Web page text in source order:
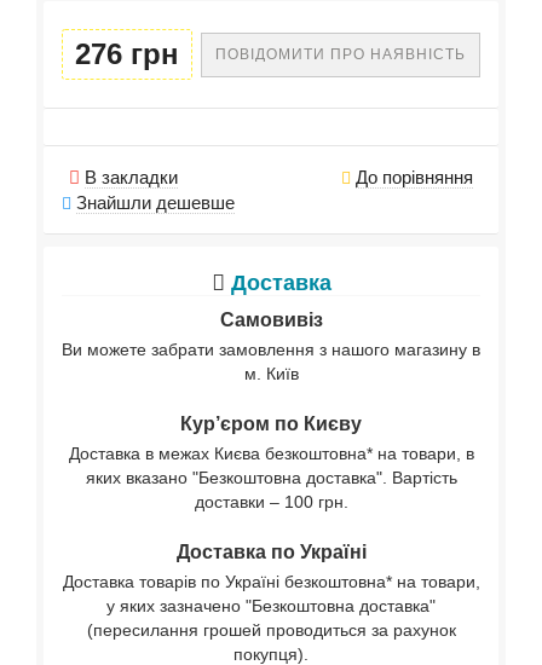
276 грн ПОВІДОМИТИ ПРО НАЯВНІСТЬ
В закладки
До порівняння
Знайшли дешевше
Доставка
Самовивіз
Ви можете забрати замовлення з нашого магазину в
м. Київ
Кур’єром по Києву
Доставка в межах Києва безкоштовна* на товари, в
яких вказано "Безкоштовна доставка". Вартість
доставки – 100 грн.
Доставка по Україні
Доставка товарів по Україні безкоштовна* на товари,
у яких зазначено "Безкоштовна доставка"
(пересилання грошей проводиться за рахунок
покупця).